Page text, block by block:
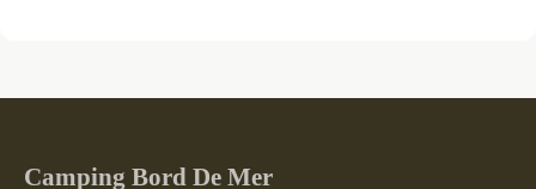
Camping Bord De Mer